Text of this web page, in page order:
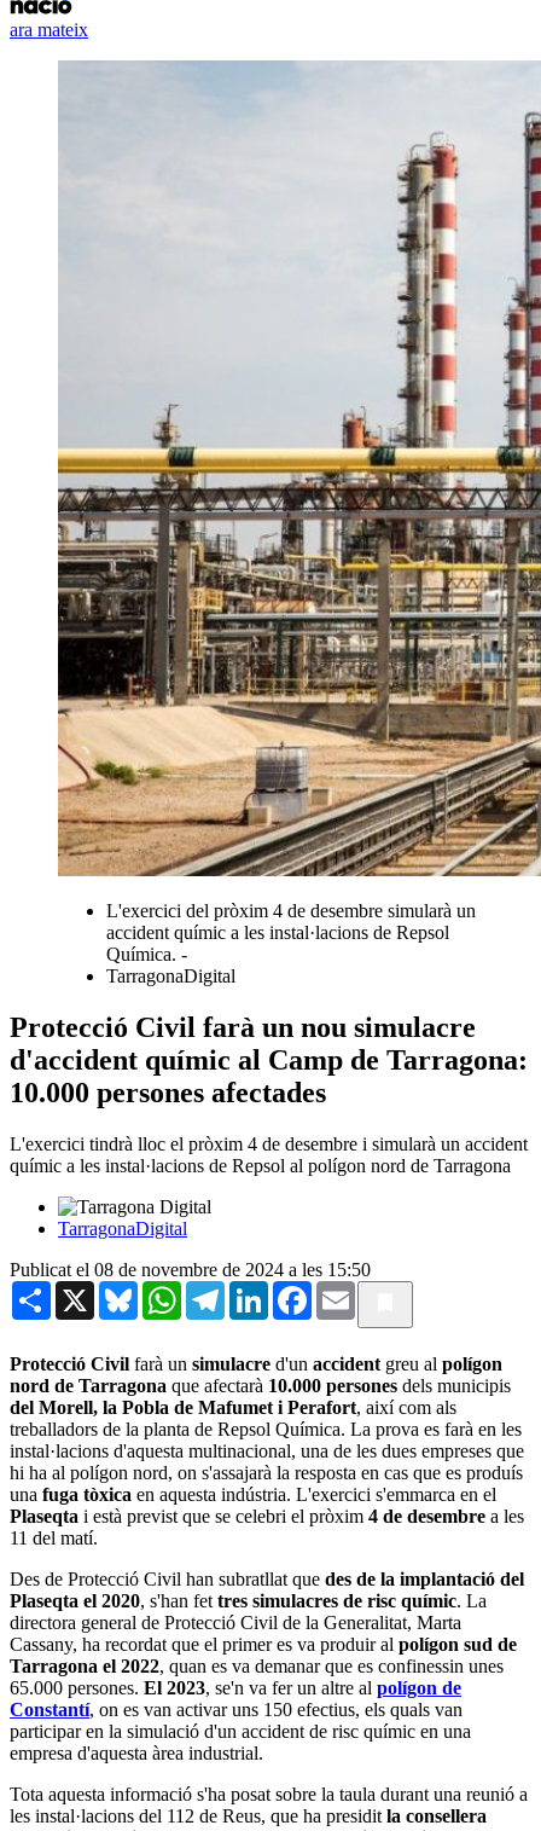
ara mateix
L'exercici del pròxim 4 de desembre simularà un
accident químic a les instal·lacions de Repsol
Química. -
TarragonaDigital
Protecció Civil farà un nou simulacre
d'accident químic al Camp de Tarragona:
10.000 persones afectades
L'exercici tindrà lloc el pròxim 4 de desembre i simularà un accident
químic a les instal·lacions de Repsol al polígon nord de Tarragona
TarragonaDigital
Publicat el 08 de novembre de 2024 a les 15:50
Share X BlueskyWhatsAppTelegramLinkedInFacebook
Email
Protecció Civil farà un simulacre d'un accident greu al polígon
nord de Tarragona que afectarà 10.000 persones dels municipis
del Morell, la Pobla de Mafumet i Perafort, així com als
treballadors de la planta de Repsol Química. La prova es farà en les
instal·lacions d'aquesta multinacional, una de les dues empreses que
hi ha al polígon nord, on s'assajarà la resposta en cas que es produís
una fuga tòxica en aquesta indústria. L'exercici s'emmarca en el
Plaseqta i està previst que se celebri el pròxim 4 de desembre a les
11 del matí.
Des de Protecció Civil han subratllat que des de la implantació del
Plaseqta el 2020, s'han fet tres simulacres de risc químic. La
directora general de Protecció Civil de la Generalitat, Marta
Cassany, ha recordat que el primer es va produir al polígon sud de
Tarragona el 2022, quan es va demanar que es confinessin unes
65.000 persones. El 2023, se'n va fer un altre al polígon de
Constantí, on es van activar uns 150 efectius, els quals van
participar en la simulació d'un accident de risc químic en una
empresa d'aquesta àrea industrial.
Tota aquesta informació s'ha posat sobre la taula durant una reunió a
les instal·lacions del 112 de Reus, que ha presidit la consellera